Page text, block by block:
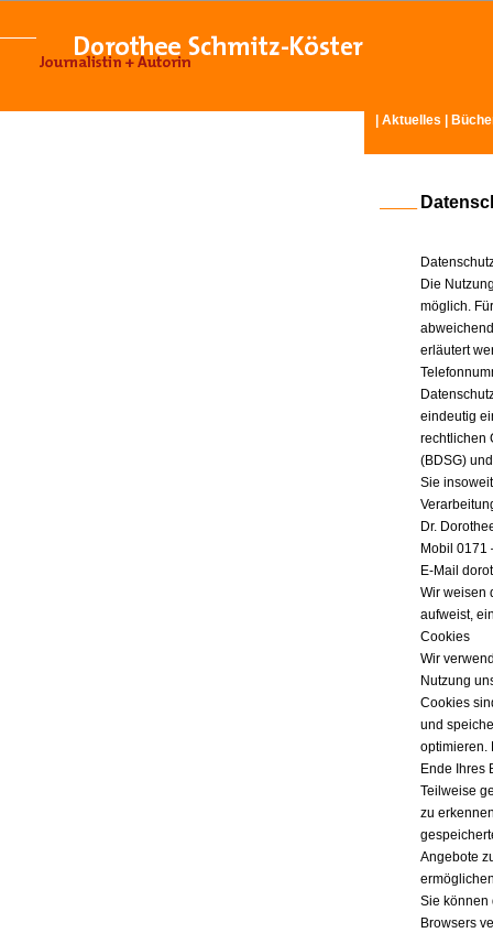
Aktuelles
Die
möglich.
erläutert
eindeutig
rechtlichen
(BDSG)
Sie
Dr.
Mobil 0171
E-Mail
Wir weisen
aufweist,
Cookies
Wir
Nutzung
Cookies
und
optimieren.
Ende Ihres
Teilweise
zu
Angebote
Sie können
Browsers